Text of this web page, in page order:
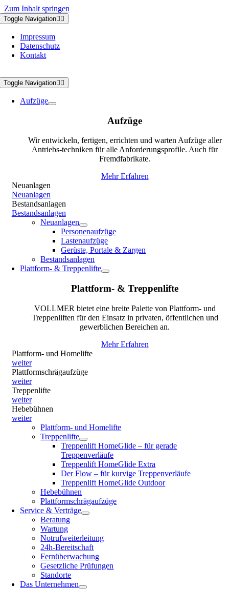
Zum Inhalt springen
Toggle Navigation
Impressum
Datenschutz
Kontakt
Toggle Navigation
Aufzüge
Aufzüge
Wir entwickeln, fertigen, errichten und warten Aufzüge aller
Antriebs-techniken für alle Anforderungsprofile. Auch für
Fremdfabrikate.
Mehr Erfahren
Neuanlagen
Neuanlagen
Bestandsanlagen
Bestandsanlagen
Neuanlagen
Personenaufzüge
Lastenaufzüge
Gerüste, Portale & Zargen
Bestandsanlagen
Plattform- & Treppenlifte
Plattform- & Treppenlifte
VOLLMER bietet eine breite Palette von Plattform- und
Treppenliften für den Einsatz in privaten, öffentlichen und
gewerblichen Bereichen an.
Mehr Erfahren
Plattform- und Homelifte
weiter
Plattformschrägaufzüge
weiter
Treppenlifte
weiter
Hebebühnen
weiter
Plattform- und Homelifte
Treppenlifte
Treppenlift HomeGlide – für gerade
Treppenverläufe
Treppenlift HomeGlide Extra
Der Flow – für kurvige Treppenverläufe
Treppenlift HomeGlide Outdoor
Hebebühnen
Plattformschrägaufzüge
Service & Verträge
Beratung
Wartung
Notrufweiterleitung
24h-Bereitschaft
Fernüberwachung
Gesetzliche Prüfungen
Standorte
Das Unternehmen